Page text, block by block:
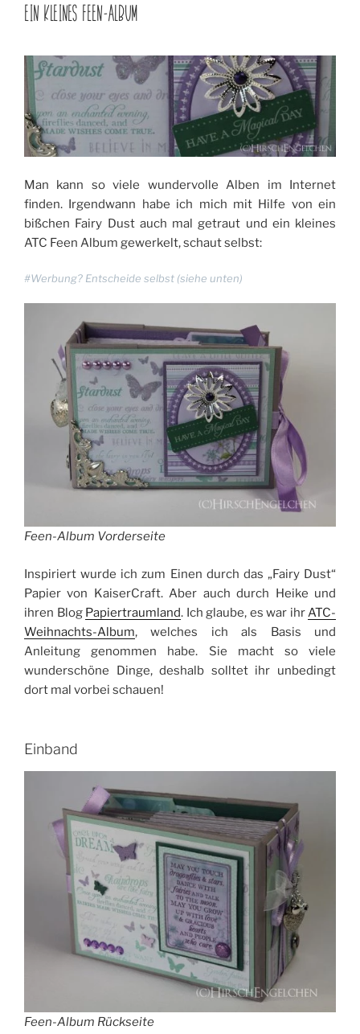
AM
EIN KLEINES FEEN-ALBUM
Man kann so viele wundervolle Alben im Internet
finden. Irgendwann habe ich mich mit Hilfe von ein
bißchen Fairy Dust auch mal getraut und ein kleines
ATC Feen Album gewerkelt, schaut selbst:
#Werbung? Entscheide selbst (siehe unten)
Feen-Album Vorderseite
Inspiriert wurde ich zum Einen durch das „Fairy Dust“
Papier von KaiserCraft. Aber auch durch Heike und
ihren Blog Papiertraumland. Ich glaube, es war ihrATC-
Weihnachts-Album, welches ich als Basis und
Anleitung genommen habe. Sie macht so viele
wunderschöne Dinge, deshalb solltet ihr unbedingt
dort mal vorbei schauen!
Einband
Feen-Album Rückseite